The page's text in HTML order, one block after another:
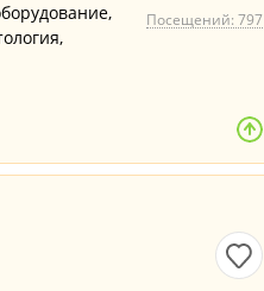
Посещений: 797